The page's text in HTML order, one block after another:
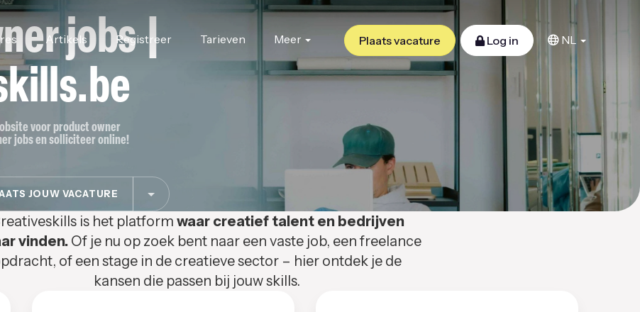
Artikels Registreer Tarieven Meer Plaats vacature Log in NL
jobs |
voor product owner
jobs en solliciteer online!
JOUW VACATURE
is het platform waar creatief talent en bedrijven
vinden. Of je nu op zoek bent naar een vaste job, een freelance
of een stage in de creatieve sector – hier ontdek je de
kansen die passen bij jouw skills.